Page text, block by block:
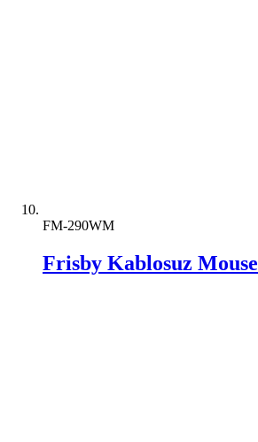
FM-290WM
Frisby Kablosuz Mouse